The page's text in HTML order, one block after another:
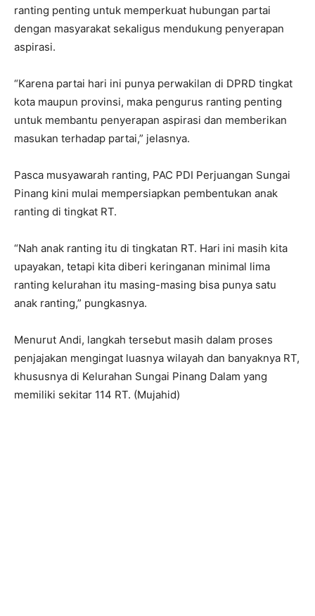
ranting penting untuk memperkuat hubungan partai
dengan masyarakat sekaligus mendukung penyerapan
aspirasi.
“Karena partai hari ini punya perwakilan di DPRD tingkat
kota maupun provinsi, maka pengurus ranting penting
untuk membantu penyerapan aspirasi dan memberikan
masukan terhadap partai,” jelasnya.
Pasca musyawarah ranting, PAC PDI Perjuangan Sungai
Pinang kini mulai mempersiapkan pembentukan anak
ranting di tingkat RT.
“Nah anak ranting itu di tingkatan RT. Hari ini masih kita
upayakan, tetapi kita diberi keringanan minimal lima
ranting kelurahan itu masing-masing bisa punya satu
anak ranting,” pungkasnya.
Menurut Andi, langkah tersebut masih dalam proses
penjajakan mengingat luasnya wilayah dan banyaknya RT,
khususnya di Kelurahan Sungai Pinang Dalam yang
memiliki sekitar 114 RT. (Mujahid)